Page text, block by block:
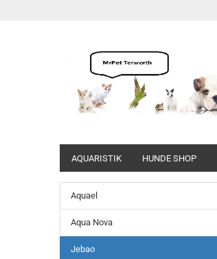
AQUARISTIK HUNDE SHOP
Aquael
Aqua Nova
Jebao